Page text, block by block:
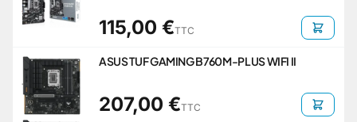
115,00 €TTC
ASUS TUF GAMING B760M-PLUS WIFI II
207,00 €TTC